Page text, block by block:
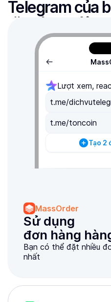
Telegram của
tăng hoạt
dựng hình ảnh
Lượt xem,
comments,...
t.me/
t.me/toncoin
Tạo 2
MassOrder
Sử dụng
đơn hàng
Bạn có thể đặt nhiều
nhất